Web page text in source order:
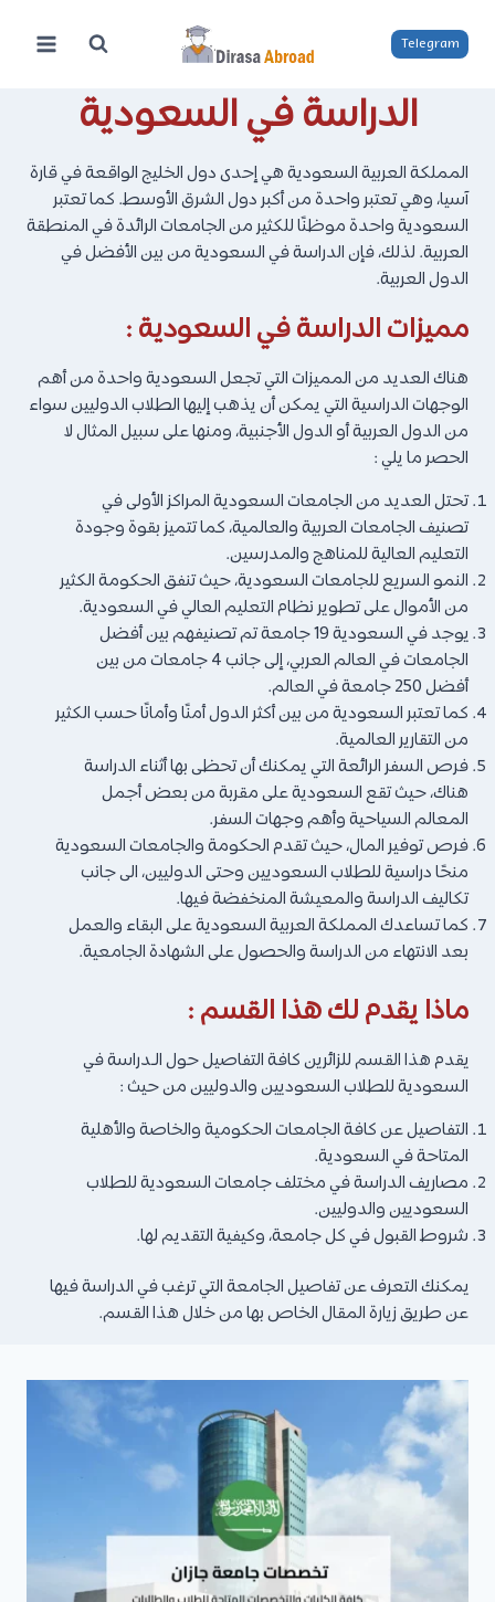
المحتوى
Telegram
الدراسة في السعودية
المملكة العربية السعودية هي إحدى دول الخليج الواقعة في قارة
آسيا، وهي تعتبر واحدة من أكبر دول الشرق الأوسط. كما تعتبر
السعودية واحدة موظنًا للكثير من الجامعات الرائدة في المنطقة
العربية. لذلك، فإن الدراسة في السعودية من بين الأفضل في
الدول العربية.
مميزات الدراسة في السعودية :
هناك العديد من المميزات التي تجعل السعودية واحدة من أهم
الوجهات الدراسية التي يمكن أن يذهب إليها الطلاب الدوليين سواء
من الدول العربية أو الدول الأجنبية، ومنها على سبيل المثال لا
الحصر ما يلي :
تحتل العديد من الجامعات السعودية المراكز الأولى في
تصنيف الجامعات العربية والعالمية، كما تتميز بقوة وجودة
التعليم العالية للمناهج والمدرسين.
النمو السريع للجامعات السعودية، حيث تنفق الحكومة الكثير
من الأموال على تطوير نظام التعليم العالي في السعودية.
يوجد في السعودية 19 جامعة تم تصنيفهم بين أفضل
الجامعات في العالم العربي، إلى جانب 4 جامعات من بين
أفضل 250 جامعة في العالم.
كما تعتبر السعودية من بين أكثر الدول أمنًا وأمانًا حسب الكثير
من التقارير العالمية.
فرص السفر الرائعة التي يمكنك أن تحظى بها أثناء الدراسة
هناك، حيث تقع السعودية على مقربة من بعض أجمل
المعالم السياحية وأهم وجهات السفر.
فرص توفير المال، حيث تقدم الحكومة والجامعات السعودية
منحًا دراسية للطلاب السعوديين وحتى الدوليين، الى جانب
تكاليف الدراسة والمعيشة المنخفضة فيها.
كما تساعدك المملكة العربية السعودية على البقاء والعمل
بعد الانتهاء من الدراسة والحصول على الشهادة الجامعية.
ماذا يقدم لك هذا القسم :
يقدم هذا القسم للزائرين كافة التفاصيل حول الـدراسة في
السعودية للطلاب السعوديين والدوليين من حيث :
التفاصيل عن كافة الجامعات الحكومية والخاصة والأهلية
المتاحة في السعودية.
مصاريف الدراسة في مختلف جامعات السعودية للطلاب
السعوديين والدوليين.
شروط القبول في كل جامعة، وكيفية التقديم لها.
يمكنك التعرف عن تفاصيل الجامعة التي ترغب في الدراسة فيها
عن طريق زيارة المقال الخاص بها من خلال هذا القسم.